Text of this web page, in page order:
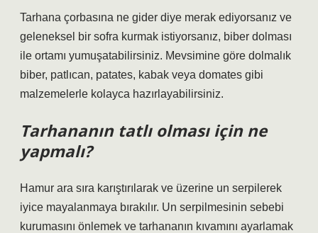
Tarhana çorbasına ne gider diye merak ediyorsanız ve
geleneksel bir sofra kurmak istiyorsanız, biber dolması
ile ortamı yumuşatabilirsiniz. Mevsimine göre dolmalık
biber, patlıcan, patates, kabak veya domates gibi
malzemelerle kolayca hazırlayabilirsiniz.
Tarhananın tatlı olması için ne
yapmalı?
Hamur ara sıra karıştırılarak ve üzerine un serpilerek
iyice mayalanmaya bırakılır. Un serpilmesinin sebebi
kurumasını önlemek ve tarhananın kıvamını ayarlamak